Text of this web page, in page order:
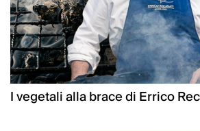
I vegetali alla brace di Errico